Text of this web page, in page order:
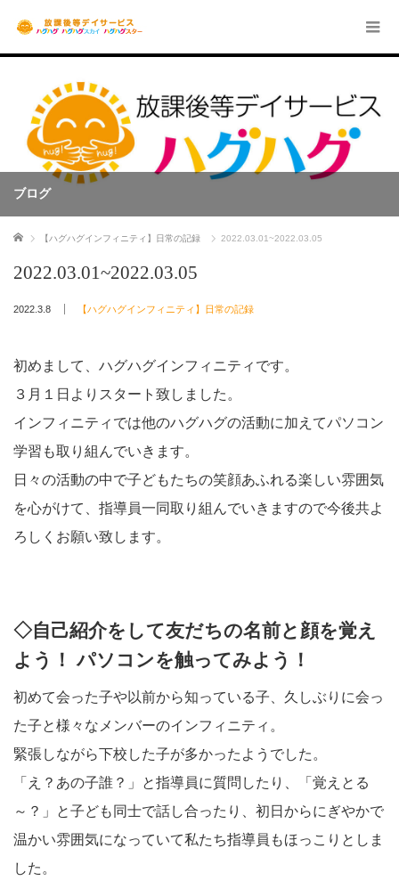
ブログ
ホーム 【ハグハグインフィニティ】日常の記録 2022.03.01~2022.03.05
2022.03.01~2022.03.05
2022.3.8 【ハグハグインフィニティ】日常の記録
初めまして、ハグハグインフィニティです。
３月１日よりスタート致しました。
インフィニティでは他のハグハグの活動に加えてパソコン
学習も取り組んでいきます。
日々の活動の中で子どもたちの笑顔あふれる楽しい雰囲気
を心がけて、指導員一同取り組んでいきますので今後共よ
ろしくお願い致します。
◇自己紹介をして友だちの名前と顔を覚え
よう！ パソコンを触ってみよう！
初めて会った子や以前から知っている子、久しぶりに会っ
た子と様々なメンバーのインフィニティ。
緊張しながら下校した子が多かったようでした。
「え？あの子誰？」と指導員に質問したり、「覚えとる
～？」と子ども同士で話し合ったり、初日からにぎやかで
温かい雰囲気になっていて私たち指導員もほっこりとしま
した。